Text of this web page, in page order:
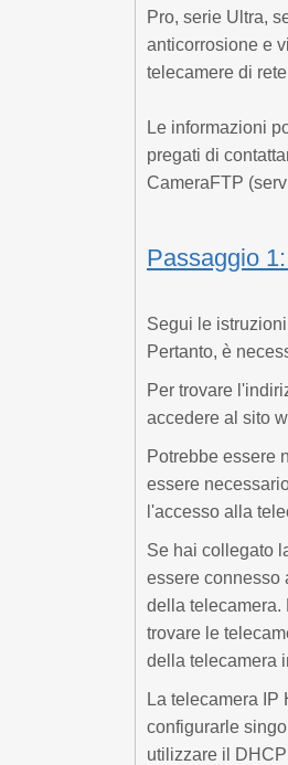
Pro, serie Ultra,
anticorrosione e
telecamere di
Le informazioni
pregati di
CameraFTP
Passaggio
Segui le
Pertanto, è
Per trovare
accedere al sito
Potrebbe essere
essere
l'accesso alla
Se hai collegato
essere connesso
della telecamera.
trovare le
della telecamera
La telecamera
configurarle
utilizzare il